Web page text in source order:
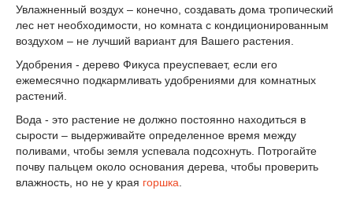
Увлажненный воздух – конечно, создавать дома тропический
лес нет необходимости, но комната с кондиционированным
воздухом – не лучший вариант для Вашего растения.
Удобрения - дерево Фикуса преуспевает, если его
ежемесячно подкармливать удобрениями для комнатных
растений.
Вода - это растение не должно постоянно находиться в
сырости – выдерживайте определенное время между
поливами, чтобы земля успевала подсохнуть. Потрогайте
почву пальцем около основания дерева, чтобы проверить
влажность, но не у края горшка